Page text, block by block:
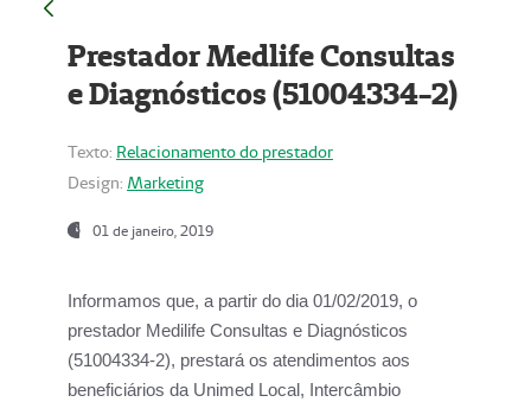
Prestador Medlife Consultas
e Diagnósticos (51004334-2)
Texto: Relacionamento do prestador
Design: Marketing
01 de janeiro, 2019
Informamos que, a partir do dia 01/02/2019, o
prestador Medilife Consultas e Diagnósticos
(51004334-2), prestará os atendimentos aos
beneficiários da Unimed Local, Intercâmbio